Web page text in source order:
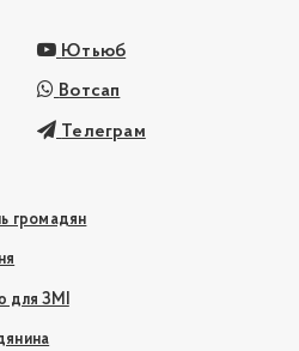
Ютьюб
Вотсап
Телеграм
громадян
для ЗМІ